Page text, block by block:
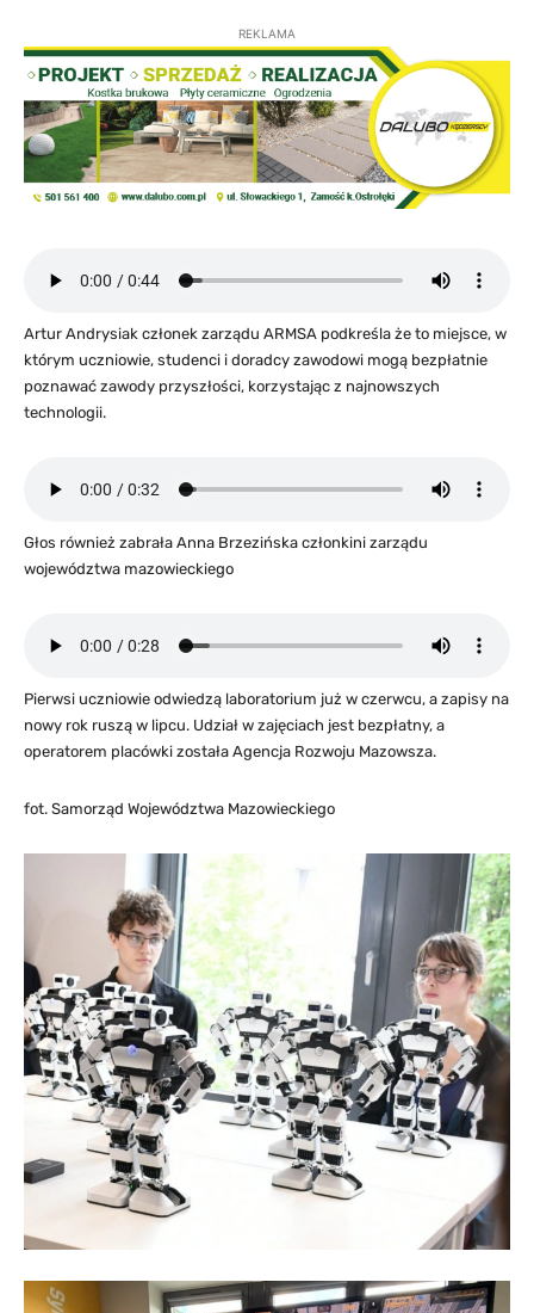
REKLAMA
Artur Andrysiak członek zarządu ARMSA podkreśla że to miejsce, w
którym uczniowie, studenci i doradcy zawodowi mogą bezpłatnie
poznawać zawody przyszłości, korzystając z najnowszych
technologii.
Głos również zabrała Anna Brzezińska członkini zarządu
województwa mazowieckiego
Pierwsi uczniowie odwiedzą laboratorium już w czerwcu, a zapisy na
nowy rok ruszą w lipcu. Udział w zajęciach jest bezpłatny, a
operatorem placówki została Agencja Rozwoju Mazowsza.
fot. Samorząd Województwa Mazowieckiego